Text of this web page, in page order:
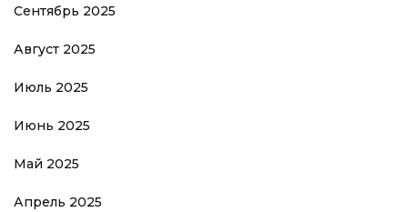
Сентябрь 2025
Август 2025
Июль 2025
Июнь 2025
Май 2025
Апрель 2025